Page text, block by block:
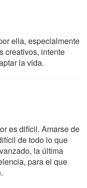
ella, especialmente
creativos, intente
la vida.
es difícil. Amarse de
de todo lo que
la última
para el que